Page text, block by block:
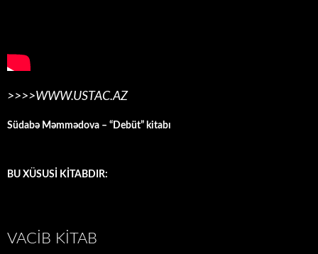
>>>>WWW.USTAC.AZ
Südabə Məmmədova – “Debüt” kitabı
BU XÜSUSİ KİTABDIR:
VACIB KITAB